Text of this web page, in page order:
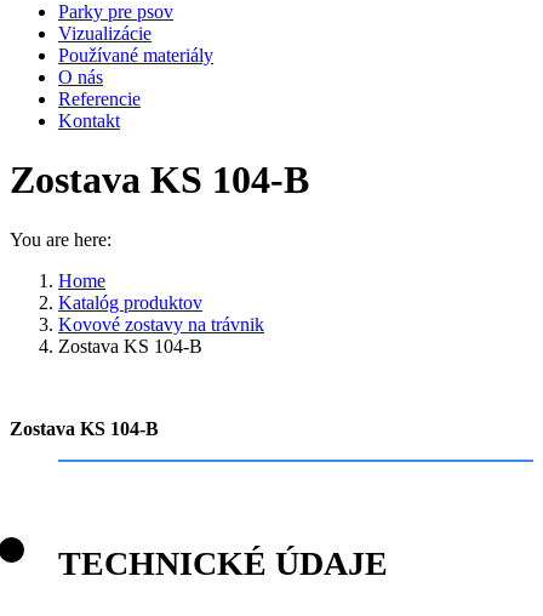
Parky pre psov
Vizualizácie
Používané materiály
O nás
Referencie
Kontakt
Zostava KS 104-B
You are here:
Home
Katalóg produktov
Kovové zostavy na trávnik
Zostava KS 104-B
Zostava KS 104-B
TECHNICKÉ ÚDAJE